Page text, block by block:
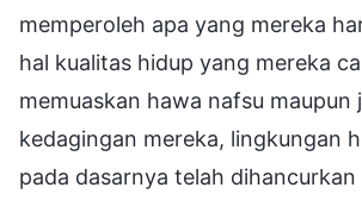
memperoleh apa yang mereka
hal kualitas hidup yang mereka
memuaskan hawa nafsu maupun
kedagingan mereka, lingkungan
pada dasarnya telah dihancurkan